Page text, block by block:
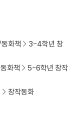
화책
3-4학년 창
화책
5-6학년 창작
창작동화